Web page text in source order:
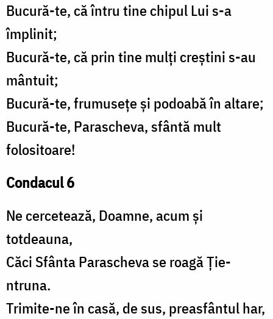
Bucură-te, că întru tine chipul Lui s-a
împlinit;
Bucură-te, că prin tine mulți creștini s-au
mântuit;
Bucură-te, frumusețe și podoabă în altare;
Bucură-te, Parascheva, sfântă mult
folositoare!
Condacul 6
Ne cercetează, Doamne, acum și
totdeauna,
Căci Sfânta Parascheva se roagă Ție-
ntruna.
Trimite-ne în casă, de sus, preasfântul har,